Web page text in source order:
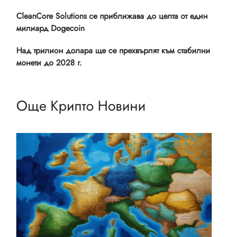
CleanCore Solutions се приближава до целта от един
милиард Dogecoin
Над трилион долара ще се прехвърлят към стабилни
монети до 2028 г.
Още Крипто Новини